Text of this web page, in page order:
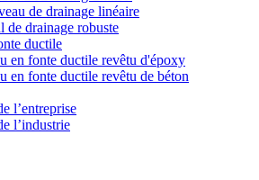
de drainage linéaire
de drainage robuste
ductile
en fonte ductile revêtu d'époxy
en fonte ductile revêtu de béton
l’entreprise
l’industrie